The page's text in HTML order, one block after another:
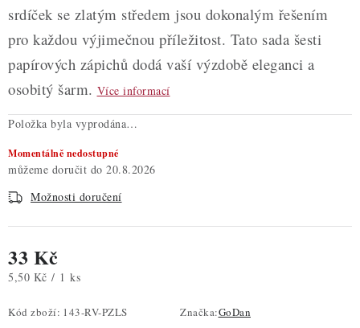
srdíček se zlatým středem jsou dokonalým řešením
pro každou výjimečnou příležitost. Tato sada šesti
papírových zápichů dodá vaší výzdobě eleganci a
osobitý šarm. Více informací
Položka byla vyprodána…
Momentálně nedostupné
20.8.2026
Možnosti doručení
33 Kč
Měrná cena:
5,50 Kč / 1 ks
Kód zboží: 143-RV-PZLS Značka:GoDan